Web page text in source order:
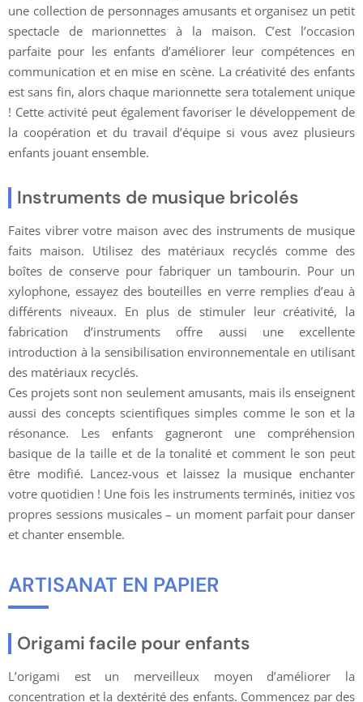
une collection de personnages amusants et organisez un petit
spectacle de marionnettes à la maison. C’est l’occasion
parfaite pour les enfants d’améliorer leur compétences en
communication et en mise en scène. La créativité des enfants
est sans fin, alors chaque marionnette sera totalement unique
! Cette activité peut également favoriser le développement de
la coopération et du travail d’équipe si vous avez plusieurs
enfants jouant ensemble.
Instruments de musique bricolés
Faites vibrer votre maison avec des instruments de musique
faits maison. Utilisez des matériaux recyclés comme des
boîtes de conserve pour fabriquer un tambourin. Pour un
xylophone, essayez des bouteilles en verre remplies d’eau à
différents niveaux. En plus de stimuler leur créativité, la
fabrication d’instruments offre aussi une excellente
introduction à la sensibilisation environnementale en utilisant
des matériaux recyclés.
Ces projets sont non seulement amusants, mais ils enseignent
aussi des concepts scientifiques simples comme le son et la
résonance. Les enfants gagneront une compréhension
basique de la taille et de la tonalité et comment le son peut
être modifié. Lancez-vous et laissez la musique enchanter
votre quotidien ! Une fois les instruments terminés, initiez vos
propres sessions musicales – un moment parfait pour danser
et chanter ensemble.
ARTISANAT EN PAPIER
Origami facile pour enfants
L’origami est un merveilleux moyen d’améliorer la
concentration et la dextérité des enfants. Commencez par des